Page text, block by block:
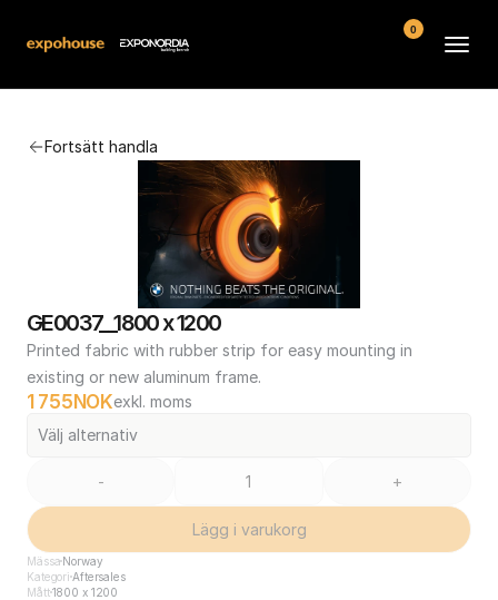
Fortsätt handla
GE0037__1800 x 1200
Printed fabric with rubber strip for easy mounting in
existing or new aluminum frame.
1 755 NOKexkl. moms
Välj alternativ
- +
Lägg i varukorg
Mässa Norway
KategoriAftersales
Mått1800 x 1200
Kontakt
Köpvillkor
0